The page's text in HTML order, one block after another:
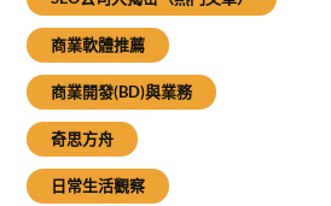
商業軟體推薦
商業開發(BD)與業務
奇思方舟
日常生活觀察